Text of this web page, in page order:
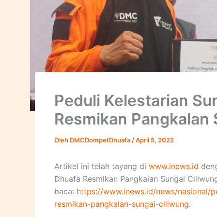
Peduli Kelestarian
Resmikan Pangkalan
Oleh DMCDompetDhuafa/April 5, 2022
Artikel ini telah tayang di www.inews.id
Dhuafa Resmikan Pangkalan Sungai
baca: https://www.inews.id/news/nasional/
resmikan-pangkalan-sungai-ciliwung.